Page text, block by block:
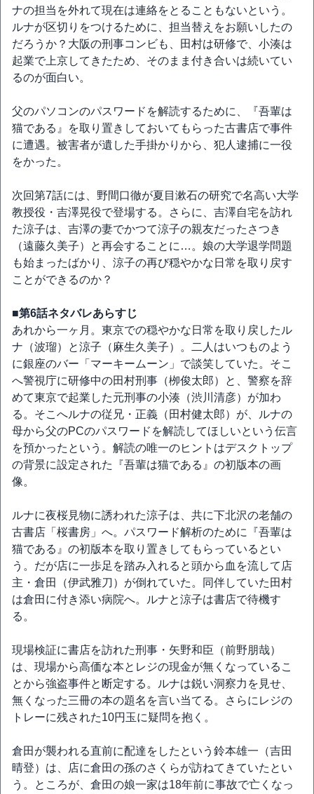
ナの担当を外れて現在は連絡をとることもないという。
ルナが区切りをつけるために、担当替えをお願いしたの
だろうか？大阪の刑事コンビも、田村は研修で、小湊は
起業で上京してきたため、そのまま付き合いは続いてい
るのが面白い。
父のパソコンのパスワードを解読するために、『吾輩は
猫である』を取り置きしておいてもらった古書店で事件
に遭遇。被害者が遺した手掛かりから、犯人逮捕に一役
をかった。
次回第7話には、野間口徹が夏目漱石の研究で名高い大学
教授役・吉澤晃役で登場する。さらに、吉澤自宅を訪れ
た涼子は、吉澤の妻でかつて涼子の親友だったさつき
（遠藤久美子）と再会することに…。娘の大学退学問題
も始まったばかり、涼子の再び穏やかな日常を取り戻す
ことができるのか？
■第6話ネタバレあらすじ
あれから一ヶ月。東京での穏やかな日常を取り戻したル
ナ（波瑠）と涼子（麻生久美子）。二人はいつものよう
に銀座のバー「マーキームーン」で談笑していた。そこ
へ警視庁に研修中の田村刑事（栁俊太郎）と、警察を辞
めて東京で起業した元刑事の小湊（渋川清彦）が加わ
る。そこへルナの従兄・正義（田村健太郎）が、ルナの
母から父のPCのパスワードを解読してほしいという伝言
を預かったという。解読の唯一のヒントはデスクトップ
の背景に設定された『吾輩は猫である』の初版本の画
像。
ルナに夜桜見物に誘われた涼子は、共に下北沢の老舗の
古書店「桜書房」へ。パスワード解析のために『吾輩は
猫である』の初版本を取り置きしてもらっているとい
う。だが店に一歩足を踏み入れると頭から血を流して店
主・倉田（伊武雅刀）が倒れていた。同伴していた田村
は倉田に付き添い病院へ。ルナと涼子は書店で待機す
る。
現場検証に書店を訪れた刑事・矢野和臣（前野朋哉）
は、現場から高価な本とレジの現金が無くなっているこ
とから強盗事件と断定する。ルナは鋭い洞察力を見せ、
無くなった三冊の本の題名を言い当てる。さらにレジの
トレーに残された10円玉に疑問を抱く。
倉田が襲われる直前に配達をしたという鈴本雄一（吉田
晴登）は、店に倉田の孫のさくらが訪ねてきていたとい
う。ところが、倉田の娘一家は18年前に事故で亡くなっ